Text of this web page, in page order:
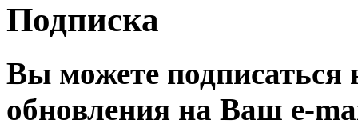
Подписка
Вы можете подписаться
обновления на Ваш e-